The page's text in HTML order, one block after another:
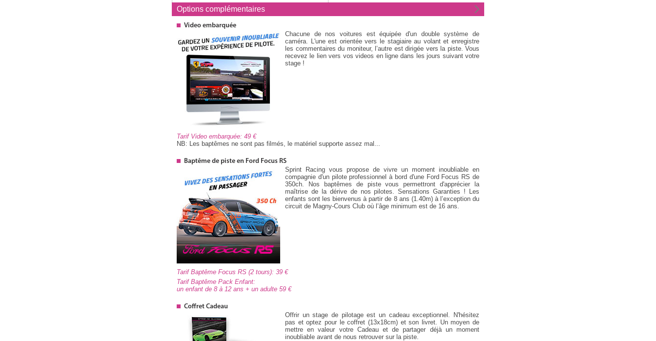
Options complémentaires
Video embarquée
Chacune de nos voitures est équipée d'un double système de
caméra. L'une est orientée vers le stagiaire au volant et enregistre
les commentaires du moniteur, l’autre est dirigée vers la piste. Vous
recevez le lien vers vos videos en ligne dans les jours suivant votre
stage !
Tarif Video embarquée: 49
NB: Les baptêmes ne sont pas filmés, le matériel supporte assez mal...
Baptême de piste en Ford Focus RS
Sprint Racing vous propose de vivre un moment inoubliable en
compagnie d'un pilote professionnel à bord d'une Ford Focus RS de
350ch. Nos baptêmes de piste vous permettront d'apprécier la
maîtrise de la dérive de nos pilotes. Sensations Garanties ! Les
enfants sont les bienvenus à partir de 8 ans (1.40m) à l’exception du
circuit de Magny-Cours Club où l’âge minimum est de 16 ans.
Tarif Baptême Focus RS (2 tours): 39
Tarif Baptême Pack Enfant:
un enfant de 8 à 12 ans + un adulte 59
Coffret Cadeau
Offrir un stage de pilotage est un cadeau exceptionnel. N'hésitez
pas et optez pour le coffret (13x18cm) et son livret. Un moyen de
mettre en valeur votre Cadeau et de partager déjà un moment
inoubliable avant de nous retrouver sur la piste.